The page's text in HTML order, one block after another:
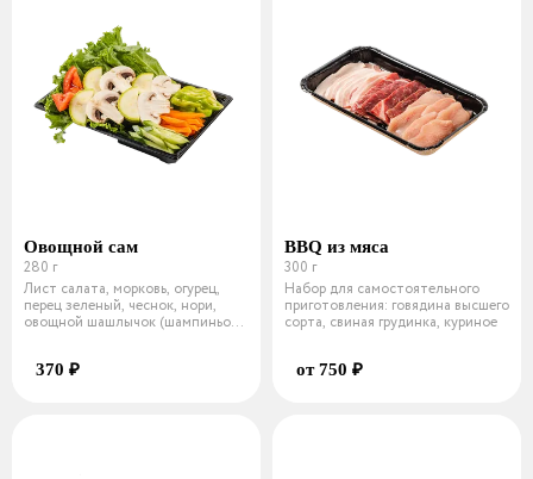
Овощной сам
280 г
Лист салата, морковь, огурец,
перец зеленый, чеснок, нори,
овощной шашлычок (шампиньон,
370 ₽
BBQ из мяса
300 г
Набор для самостоятельного
приготовления: говядина высшего
сорта, свиная грудинка, куриное
от 750 ₽